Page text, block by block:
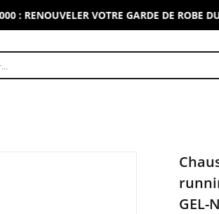
RENOUVELER VOTRE GARDE DE ROBE DU
un produit
GEL-